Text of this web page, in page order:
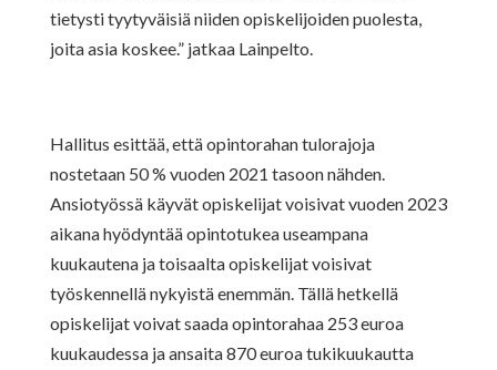
tietysti tyytyväisiä niiden opiskelijoiden puolesta,
joita asia koskee.” jatkaa Lainpelto.
Hallitus esittää, että opintorahan tulorajoja
nostetaan 50 % vuoden 2021 tasoon nähden.
Ansiotyössä käyvät opiskelijat voisivat vuoden 2023
aikana hyödyntää opintotukea useampana
kuukautena ja toisaalta opiskelijat voisivat
työskennellä nykyistä enemmän. Tällä hetkellä
opiskelijat voivat saada opintorahaa 253 euroa
kuukaudessa ja ansaita 870 euroa tukikuukautta